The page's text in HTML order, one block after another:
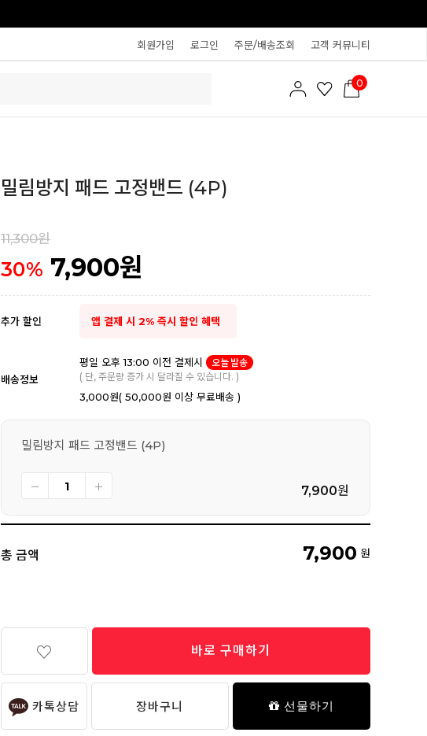
회원가입 로그인 주문/배송조회 고객 커뮤니티
0
밀림방지 패드 고정밴드 (4P)
11,300원
30% 7,900원
추가 할인 앱 결제 시 2% 즉시 할인 혜택
배송정보
평일 오후 13:00 이전 결제시
오늘 발송
( 단, 주문량 증가 시 달라질 수 있습니다. )
3,000원( 50,000원 이상 무료배송 )
밀림방지 패드 고정밴드 (4P)
7,900원
총 금액 7,900 원
바로 구매하기
카톡상담 장바구니 선물하기